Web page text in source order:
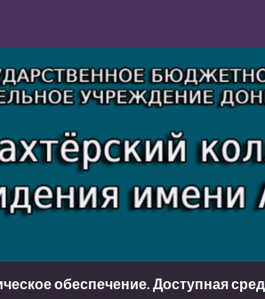
обеспечение. Доступная